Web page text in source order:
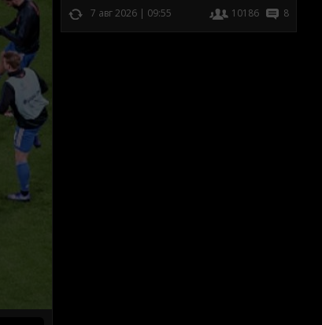
7 авг 2026 | 09:55 10186 8